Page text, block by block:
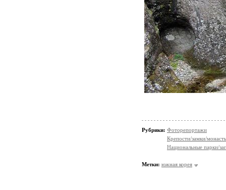
Рубрики: Фоторепортажи
Крепости/замки/
Национальные парки/
Метки: южная корея